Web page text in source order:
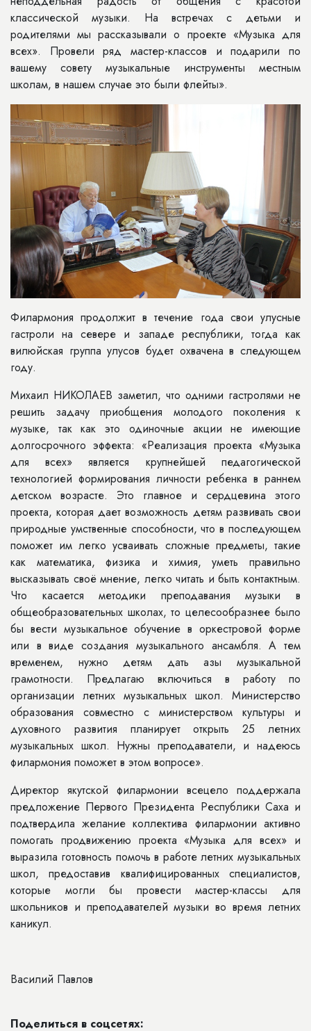
классической музыки. На встречах с детьми и
родителями мы рассказывали о проекте «Музыка для
всех». Провели ряд мастер-классов и подарили по
вашему совету музыкальные инструменты местным
школам, в нашем случае это были флейты».
Филармония продолжит в течение года свои улусные
гастроли на севере и западе республики, тогда как
вилюйская группа улусов будет охвачена в следующем
году.
Михаил НИКОЛАЕВ заметил, что одними гастролями не
решить задачу приобщения молодого поколения к
музыке, так как это одиночные акции не имеющие
долгосрочного эффекта: «Реализация проекта «Музыка
для всех» является крупнейшей педагогической
технологией формирования личности ребенка в раннем
детском возрасте. Это главное и сердцевина этого
проекта, которая дает возможность детям развивать свои
природные умственные способности, что в последующем
поможет им легко усваивать сложные предметы, такие
как математика, физика и химия, уметь правильно
высказывать своё мнение, легко читать и быть контактным.
Что касается методики преподавания музыки в
общеобразовательных школах, то целесообразнее было
бы вести музыкальное обучение в оркестровой форме
или в виде создания музыкального ансамбля. А тем
временем, нужно детям дать азы музыкальной
грамотности. Предлагаю включиться в работу по
организации летних музыкальных школ. Министерство
образования совместно с министерством культуры и
духовного развития планирует открыть 25 летних
музыкальных школ. Нужны преподаватели, и надеюсь
филармония поможет в этом вопросе».
Директор якутской филармонии всецело поддержала
предложение Первого Президента Республики Саха и
подтвердила желание коллектива филармонии активно
помогать продвижению проекта «Музыка для всех» и
выразила готовность помочь в работе летних музыкальных
школ, предоставив квалифицированных специалистов,
которые могли бы провести мастер-классы для
школьников и преподавателей музыки во время летних
каникул.
Василий Павлов
Поделиться в соцсетях: